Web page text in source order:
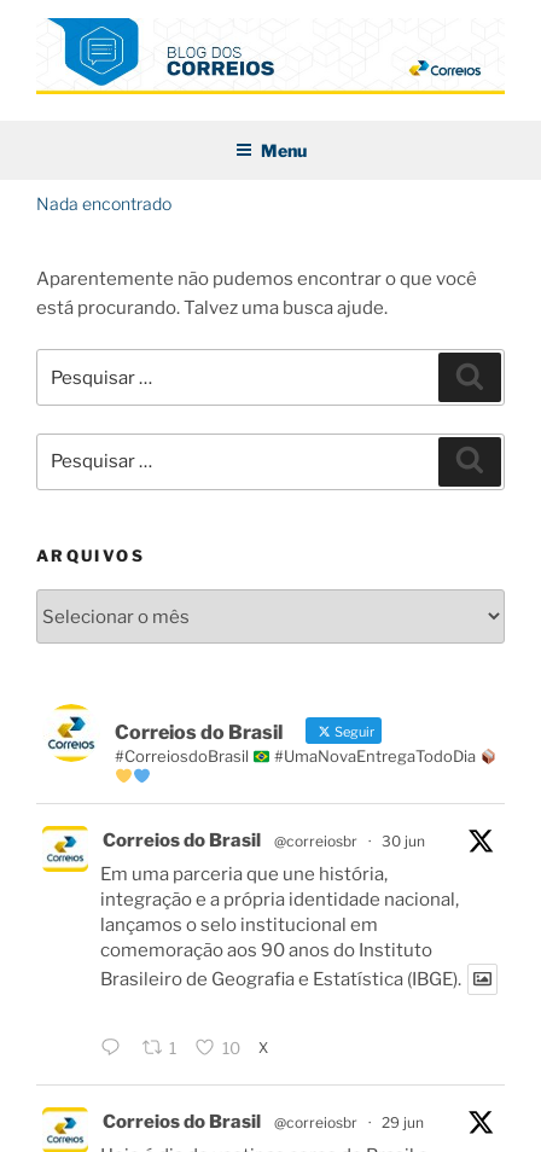
conteúdo
Menu
Nada encontrado
Aparentemente não pudemos encontrar o que você
está procurando. Talvez uma busca ajude.
por:
por:
ARQUIVOS
Correios do Brasil Seguir
#CorreiosdoBrasil #UmaNovaEntregaTodoDia
Correios do Brasil @correiosbr · 30 jun
Em uma parceria que une história,
integração e a própria identidade nacional,
lançamos o selo institucional em
comemoração aos 90 anos do Instituto
Brasileiro de Geografia e Estatística (IBGE).
1 10 X
Correios do Brasil @correiosbr · 29 jun